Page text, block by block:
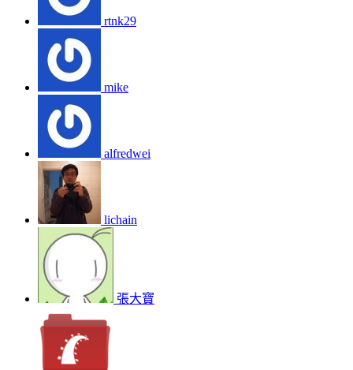
rtnk29
mike
alfredwei
lichain
張大寶